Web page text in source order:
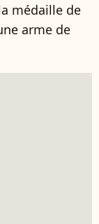
médaille de
arme de